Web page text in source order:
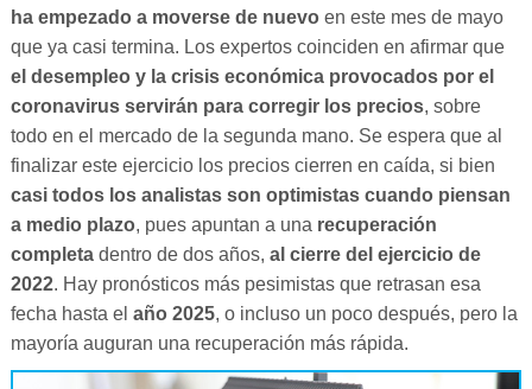
ha empezado a moverse de nuevoen este mes de mayo
que ya casi termina. Los expertos coinciden en afirmar que
el desempleo y la crisis económica provocados por el
coronavirus servirán para corregir los precios, sobre
todo en el mercado de la segunda mano. Se espera que al
finalizar este ejercicio los precios cierren en caída, si bien
casi todos los analistas son optimistas cuando piensan
a medio plazo, pues apuntan a una recuperación
completadentro de dos años, al cierre del ejercicio de
2022. Hay pronósticos más pesimistas que retrasan esa
fecha hasta el año 2025, o incluso un poco después, pero la
mayoría auguran una recuperación más rápida.